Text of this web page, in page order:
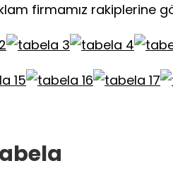
firmamız rakiplerine